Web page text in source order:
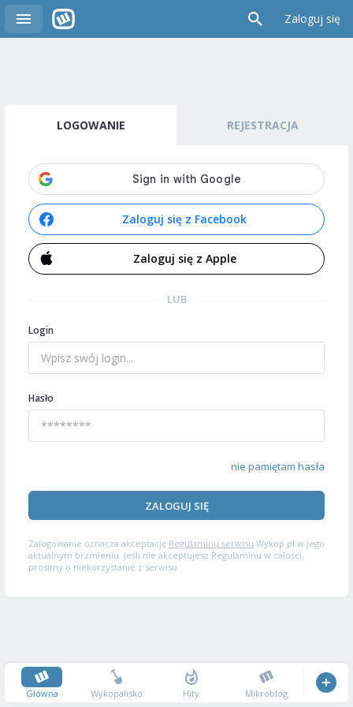
Zaloguj się
LOGOWANIE REJESTRACJA
Zaloguj się z Facebook
Zaloguj się z Apple
LUB
Login
Hasło
nie pamiętam hasła
ZALOGUJ SIĘ
Zalogowanie oznacza akceptację Regulaminu serwisu Wykop.pl w jego
aktualnym brzmieniu. Jeśli nie akceptujesz Regulaminu w całości,
prosimy o niekorzystanie z serwisu.
Główna Wykopalisko Hity Mikroblog